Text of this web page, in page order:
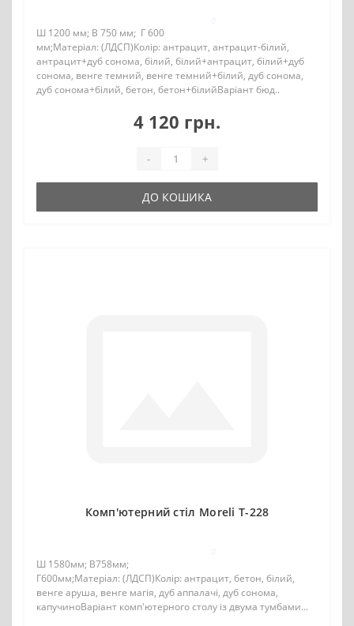
Ш 1200 мм; В 750 мм; Г 600
мм;Матеріал: (ЛДСП)Колір: антрацит, антрацит-білий,
антрацит+дуб сонома, білий, білий+антрацит, білий+дуб
сонома, венге темний, венге темний+білий, дуб сонома,
дуб сонома+білий, бетон, бетон+білийВаріант бюд..
4 120 грн.
- +
ДО КОШИКА
Комп'ютерний стіл Moreli T-228
Ш 1580мм; В758мм;
Г600мм;Матеріал: (ЛДСП)Колір: антрацит, бетон, білий,
венге аруша, венге магія, дуб аппалачі, дуб сонома,
капучиноВаріант комп'ютерного столу із двума тумбами...